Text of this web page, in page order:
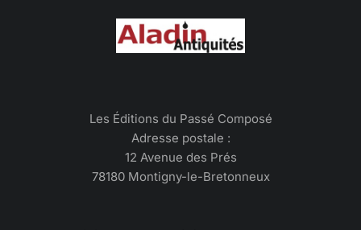
Les Éditions du Passé Composé
Adresse postale :
12 Avenue des Prés
78180 Montigny-le-Bretonneux